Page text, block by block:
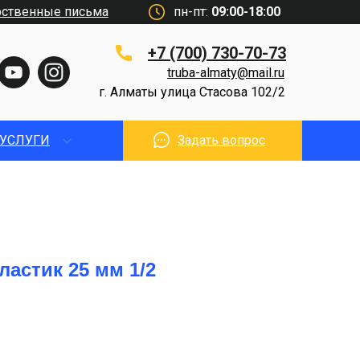
пн-пт: 09:00-18:00
+7 (700) 730-70-73
г. Алматы улица Стасова 102/2
truba-almaty@mail.ru
письма
Задать вопрос
25 мм 1/2